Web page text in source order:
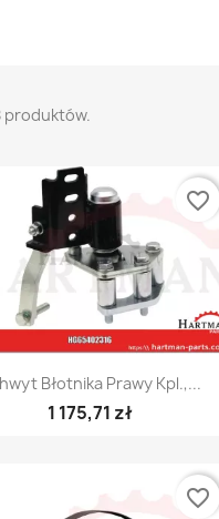
produktów.
Szybki podgląd
Błotnika Prawy Kpl.,...
1 175,71 zł
favorite_border
favorite_border